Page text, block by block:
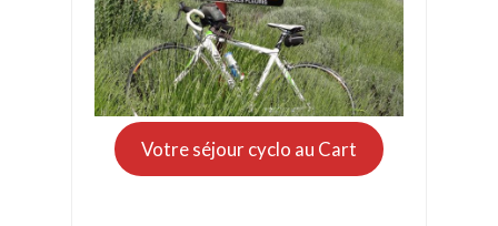
Votre séjour cyclo au Cart